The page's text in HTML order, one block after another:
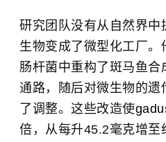
研究团队没有从自然界中
生物变成了微型化工厂。
肠杆菌中重构了斑马鱼合
通路，随后对微生物的遗
了调整。这些改造使
倍，从每升45.2毫克增至